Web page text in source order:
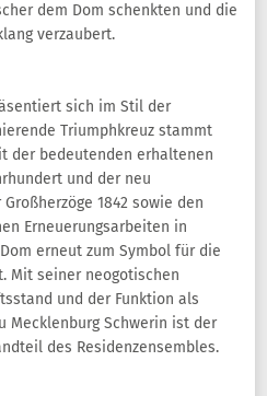
dem Dom schenkten und die
verzaubert.
sich im Stil der
Triumphkreuz stammt
der bedeutenden erhaltenen
und der neu
1842 sowie den
Erneuerungsarbeiten in
erneut zum Symbol für die
Mit seiner neogotischen
und der Funktion als
Mecklenburg Schwerin ist der
des Residenzensembles.